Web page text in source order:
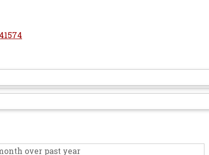
over past year